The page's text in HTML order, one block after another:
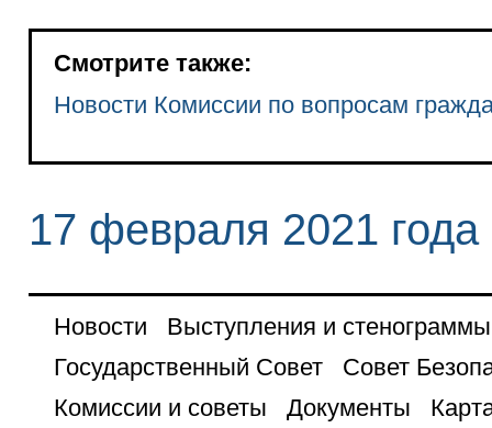
Смотрите также:
Новости Комиссии по вопросам
17 февраля 2021 года
Новости
Выступления и стенограммы
Государственный Совет
Совет
Комиссии и советы
Документы